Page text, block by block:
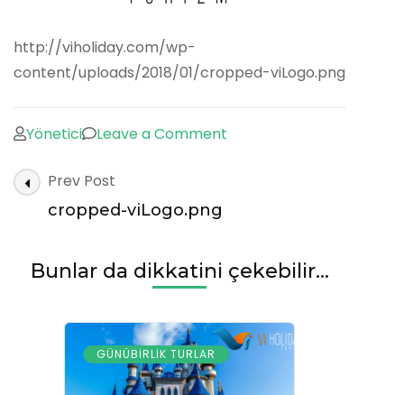
http://viholiday.com/wp-
content/uploads/2018/01/cropped-viLogo.png
Yönetici Leave a Comment
Post
Navigation
Prev Post
cropped-viLogo.png
Bunlar da dikkatini çekebilir...
GÜNÜBIRLIK TURLAR